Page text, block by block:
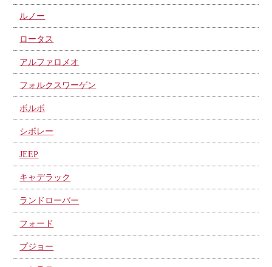
ルノー
ロータス
アルファロメオ
フォルクスワーゲン
ボルボ
シボレー
JEEP
キャデラック
ランドローバー
フォード
プジョー